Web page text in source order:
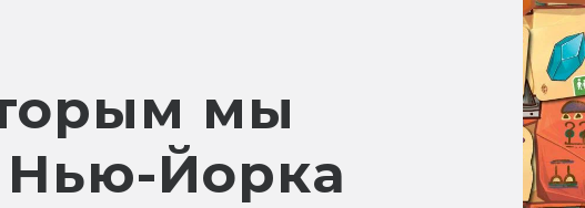
мы
Нью-Йорка